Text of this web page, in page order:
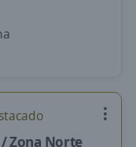
Zona Norte